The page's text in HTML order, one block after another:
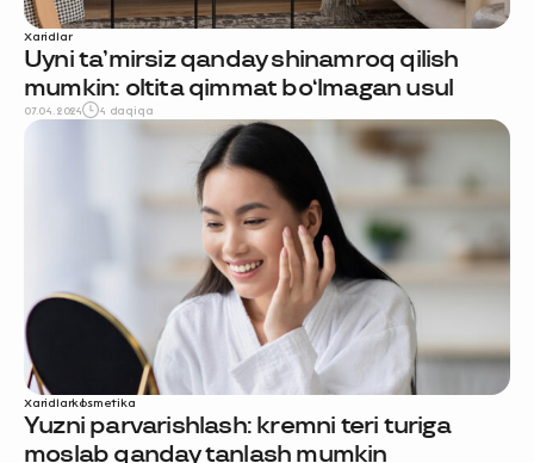
Xaridlar
Uyni ta’mirsiz qanday shinamroq qilish
mumkin: oltita qimmat bo‘lmagan usul
07.04.2024 4 daqiqa
Xaridlarkosmetika
Yuzni parvarishlash: kremni teri turiga
moslab qanday tanlash mumkin